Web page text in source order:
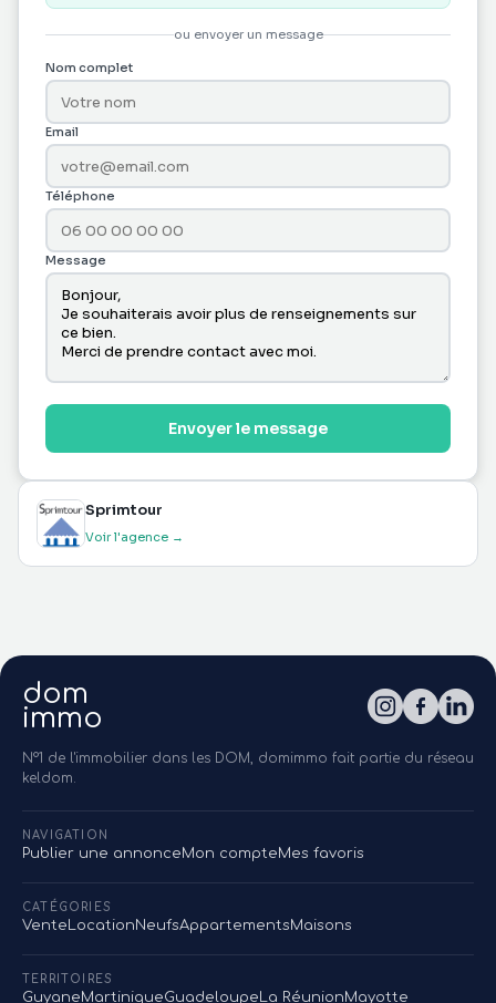
ou envoyer un message
Nom complet
Email
Téléphone
Message
Envoyer le message
Sprimtour
Voir l'agence →
dom
immo
N°1 de l'immobilier dans les DOM, domimmo fait partie du réseau
keldom.
NAVIGATION
Publier une annonceMon compteMes favoris
CATÉGORIES
Vente LocationNeufsAppartementsMaisons
TERRITOIRES
GuyaneMartiniqueGuadeloupe La RéunionMayotte